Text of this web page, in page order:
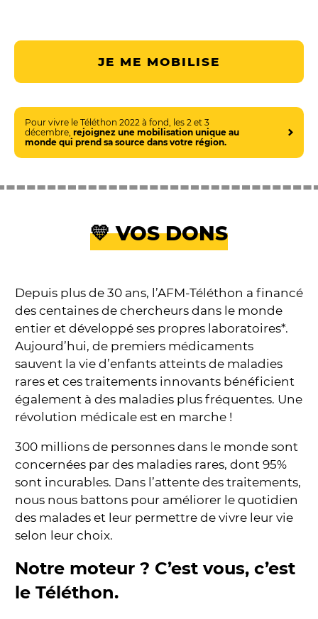
JE ME MOBILISE
Pour vivre le Téléthon 2022 à fond, les 2 et 3
décembre, rejoignez une mobilisation unique au
monde qui prend sa source dans votre région.
💛 VOS DONS
Depuis plus de 30 ans, l’AFM-Téléthon a financé
des centaines de chercheurs dans le monde
entier et développé ses propres laboratoires*.
Aujourd’hui, de premiers médicaments
sauvent la vie d’enfants atteints de maladies
rares et ces traitements innovants bénéficient
également à des maladies plus fréquentes. Une
révolution médicale est en marche !
300 millions de personnes dans le monde sont
concernées par des maladies rares, dont 95%
sont incurables. Dans l’attente des traitements,
nous nous battons pour améliorer le quotidien
des malades et leur permettre de vivre leur vie
selon leur choix.
Notre moteur ? C’est vous, c’est
le Téléthon.